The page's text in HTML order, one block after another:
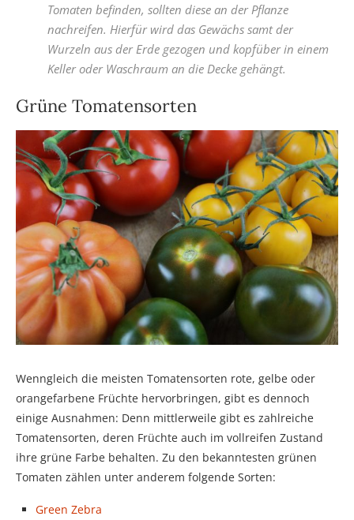
Tomaten befinden, sollten diese an der Pflanze
nachreifen. Hierfür wird das Gewächs samt der
Wurzeln aus der Erde gezogen und kopfüber in einem
Keller oder Waschraum an die Decke gehängt.
Grüne Tomatensorten
Wenngleich die meisten Tomatensorten rote, gelbe oder
orangefarbene Früchte hervorbringen, gibt es dennoch
einige Ausnahmen: Denn mittlerweile gibt es zahlreiche
Tomatensorten, deren Früchte auch im vollreifen Zustand
ihre grüne Farbe behalten. Zu den bekanntesten grünen
Tomaten zählen unter anderem folgende Sorten:
Green Zebra